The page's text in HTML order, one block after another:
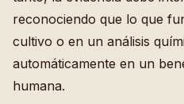
reconociendo que lo que
cultivo o en un análisis
automáticamente en un
humana.